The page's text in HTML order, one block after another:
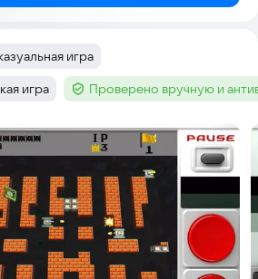
игра
игра Тег :Проверено вручную и